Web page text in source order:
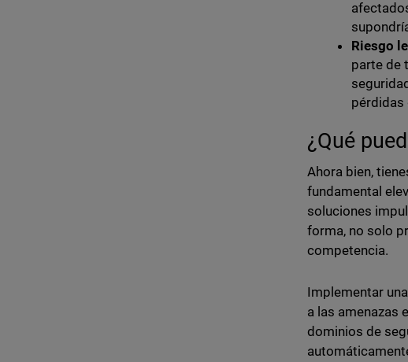
Riesgo
parte de
pérdidas
¿Qué
Ahora bien,
fundamental
soluciones
forma, no solo
competencia.
Implementar una
a las amenazas
dominios de